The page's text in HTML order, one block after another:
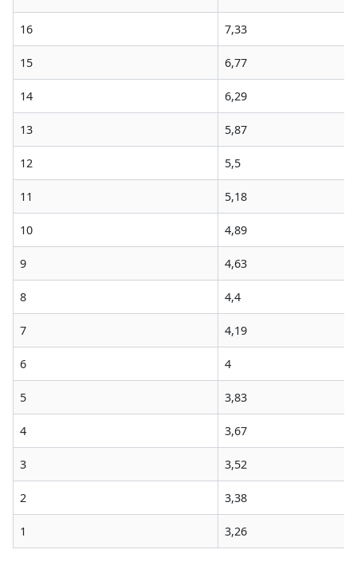
16 7,33
15 6,77
14 6,29
13 5,87
12 5,5
11 5,18
10 4,89
9 4,63
8 4,4
7 4,19
6 4
5 3,83
4 3,67
3 3,52
2 3,38
1 3,26